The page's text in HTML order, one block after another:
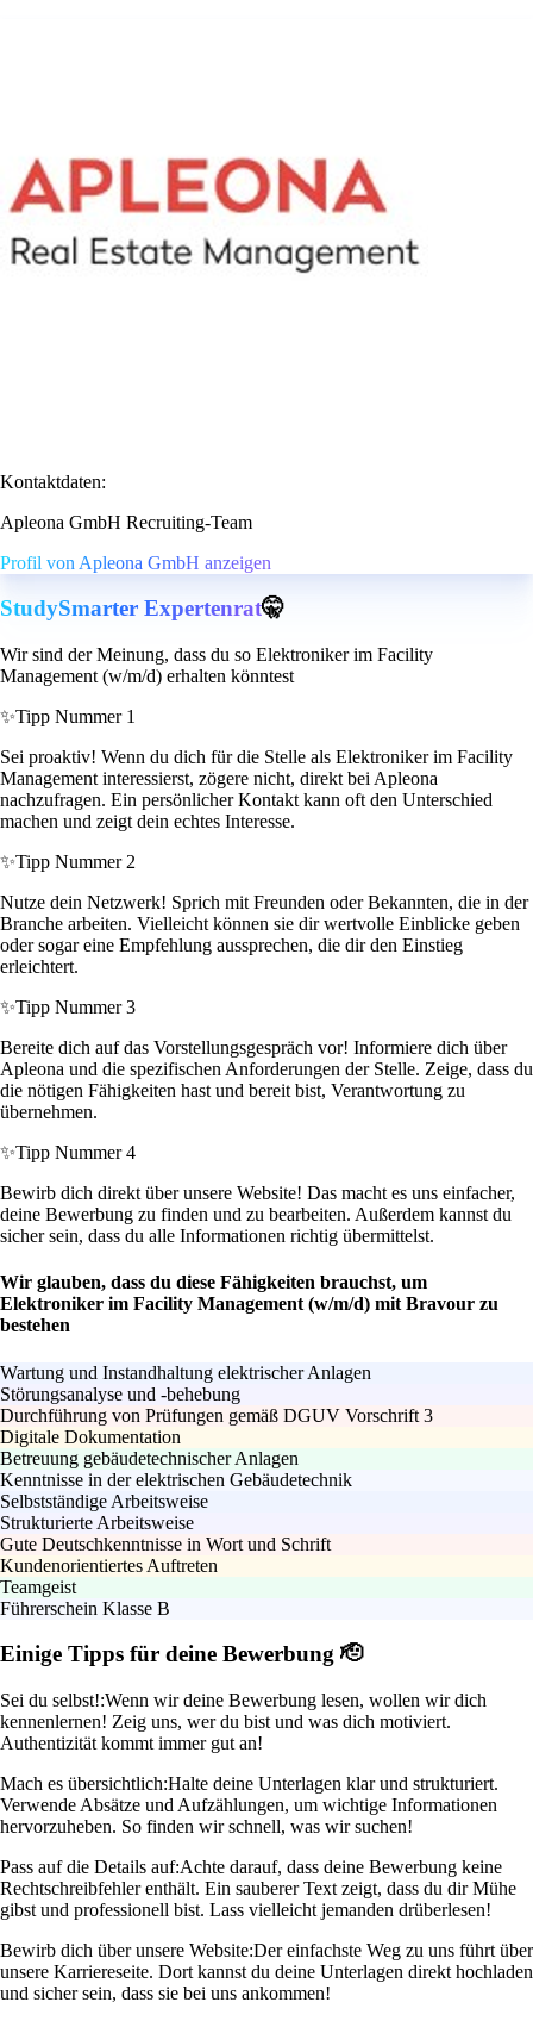
Kontaktdaten:
Apleona GmbH Recruiting-Team
Profil von Apleona GmbH anzeigen
StudySmarter Expertenrat🤫
Wir sind der Meinung, dass du so Elektroniker im Facility
Management (w/m/d) erhalten könntest
✨Tipp Nummer 1
Sei proaktiv! Wenn du dich für die Stelle als Elektroniker im Facility
Management interessierst, zögere nicht, direkt bei Apleona
nachzufragen. Ein persönlicher Kontakt kann oft den Unterschied
machen und zeigt dein echtes Interesse.
✨Tipp Nummer 2
Nutze dein Netzwerk! Sprich mit Freunden oder Bekannten, die in der
Branche arbeiten. Vielleicht können sie dir wertvolle Einblicke geben
oder sogar eine Empfehlung aussprechen, die dir den Einstieg
erleichtert.
✨Tipp Nummer 3
Bereite dich auf das Vorstellungsgespräch vor! Informiere dich über
Apleona und die spezifischen Anforderungen der Stelle. Zeige, dass du
die nötigen Fähigkeiten hast und bereit bist, Verantwortung zu
übernehmen.
✨Tipp Nummer 4
Bewirb dich direkt über unsere Website! Das macht es uns einfacher,
deine Bewerbung zu finden und zu bearbeiten. Außerdem kannst du
sicher sein, dass du alle Informationen richtig übermittelst.
Wir glauben, dass du diese Fähigkeiten brauchst, um
Elektroniker im Facility Management (w/m/d) mit Bravour zu
bestehen
Wartung und Instandhaltung elektrischer Anlagen
Störungsanalyse und -behebung
Durchführung von Prüfungen gemäß DGUV Vorschrift 3
Digitale Dokumentation
Betreuung gebäudetechnischer Anlagen
Kenntnisse in der elektrischen Gebäudetechnik
Selbstständige Arbeitsweise
Strukturierte Arbeitsweise
Gute Deutschkenntnisse in Wort und Schrift
Kundenorientiertes Auftreten
Teamgeist
Führerschein Klasse B
Einige Tipps für deine Bewerbung 🫡
Sei du selbst!:Wenn wir deine Bewerbung lesen, wollen wir dich
kennenlernen! Zeig uns, wer du bist und was dich motiviert.
Authentizität kommt immer gut an!
Mach es übersichtlich:Halte deine Unterlagen klar und strukturiert.
Verwende Absätze und Aufzählungen, um wichtige Informationen
hervorzuheben. So finden wir schnell, was wir suchen!
Pass auf die Details auf:Achte darauf, dass deine Bewerbung keine
Rechtschreibfehler enthält. Ein sauberer Text zeigt, dass du dir Mühe
gibst und professionell bist. Lass vielleicht jemanden drüberlesen!
Bewirb dich über unsere Website:Der einfachste Weg zu uns führt über
unsere Karriereseite. Dort kannst du deine Unterlagen direkt hochladen
und sicher sein, dass sie bei uns ankommen!